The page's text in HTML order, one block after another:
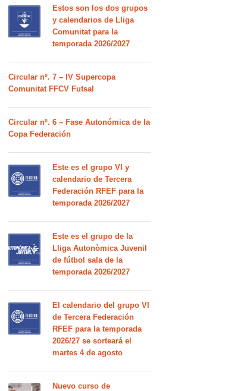
Estos son los dos grupos
y calendarios de Lliga
Comunitat para la
temporada 2026/2027
Circular nº. 7 – IV Supercopa
Comunitat FFCV Futsal
Circular nº. 6 – Fase Autonómica de la
Copa Federación
Este es el grupo VI y
calendario de Tercera
Federación RFEF para la
temporada 2026/2027
Este es el grupo de la
Lliga Autonòmica Juvenil
de fútbol sala de la
temporada 2026/2027
El calendario del grupo VI
de Tercera Federación
RFEF para la temporada
2026/27 se sorteará el
martes 4 de agosto
Nuevo curso de